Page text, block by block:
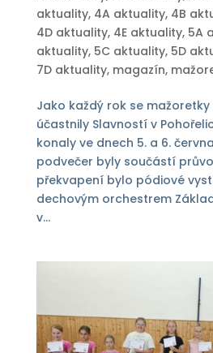
aktuality, 4A aktuality, 4B
4D aktuality, 4E aktuality, 5A
aktuality, 5C aktuality, 5D
7D aktuality, magazín,
Jako každý rok se mažoretky
účastnily Slavností v
konaly ve dnech 5. a 6.
podvečer byly součástí
překvapení bylo pódiové
dechovým orchestrem
v...